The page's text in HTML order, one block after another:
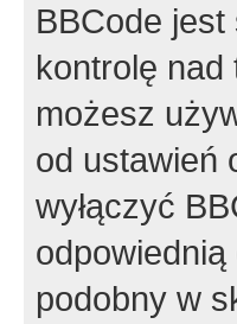
BBCode
kontrolę
możesz
od ustawień
wyłączyć
podobny w